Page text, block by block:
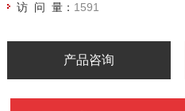
访 问 量： 1591
产品咨询